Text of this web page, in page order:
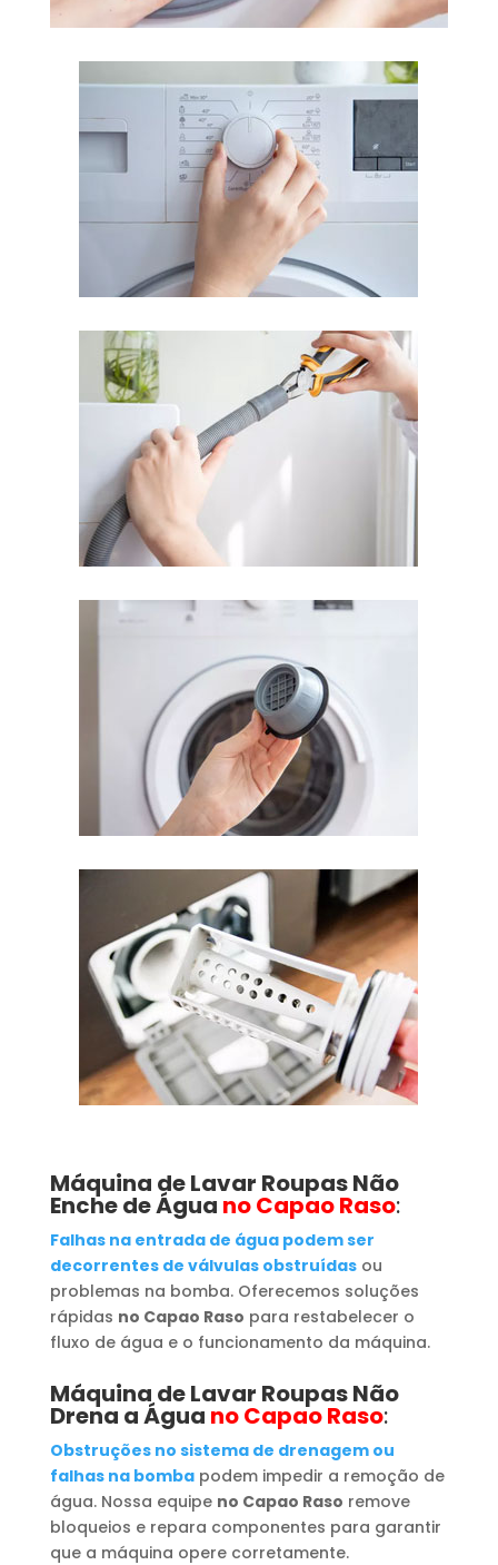
Máquina de Lavar RoupasNão
Enche de Água no Capao Raso:
Falhas na entrada de água podem ser
decorrentes de válvulas obstruídasou
problemas na bomba. Oferecemos soluções
rápidas no Capao Raso para restabelecer o
fluxo de água e o funcionamento da máquina.
Máquina de Lavar RoupasNão
Drena a Água no Capao Raso:
Obstruções no sistema de drenagem ou
falhas na bombapodem impedir a remoção de
água. Nossa equipe no Capao Raso remove
bloqueios e repara componentes para garantir
que a máquina opere corretamente.